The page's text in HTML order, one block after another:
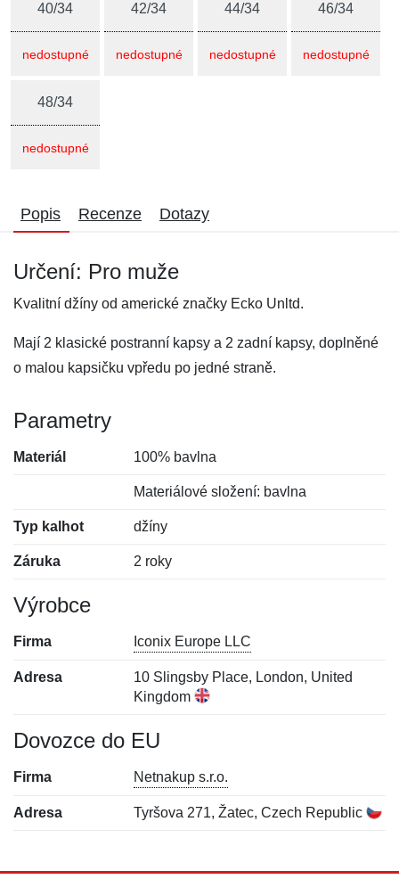
40/34
nedostupné
42/34
nedostupné
44/34
nedostupné
46/34
nedostupné
48/34
nedostupné
Popis Recenze Dotazy
Určení: Pro muže
Kvalitní džíny od americké značky Ecko Unltd.
Mají 2 klasické postranní kapsy a 2 zadní kapsy, doplněné
o malou kapsičku vpředu po jedné straně.
Parametry
Materiál 100% bavlna
Materiálové složení: bavlna
Typ kalhot džíny
Záruka 2 roky
Výrobce
Firma Iconix Europe LLC
Adresa
10 Slingsby Place, London, United
Kingdom
Dovozce do EU
Firma Netnakup s.r.o.
Adresa Tyršova 271, Žatec, Czech Republic